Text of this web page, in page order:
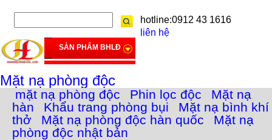
hotline:0912 43 1616
liên hệ
SẢN PHẨM BHLĐ
Mặt nạ phòng độc
mặt nạ phòng độc Phin lọc độc
Mặt nạ
hàn
Khẩu trang phòng bụi
Mặt nạ bình khí
thở
Mặt nạ phòng độc hàn quốc
Mặt nạ
phòng độc nhật bản